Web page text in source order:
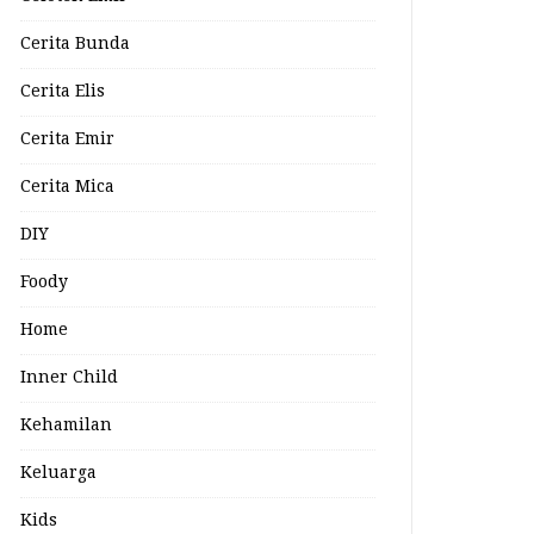
Cerita Bunda
Cerita Elis
Cerita Emir
Cerita Mica
DIY
Foody
Home
Inner Child
Kehamilan
Keluarga
Kids